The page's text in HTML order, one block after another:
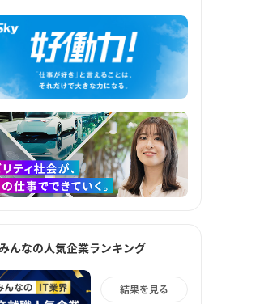
んなの人気企業ランキング
結果を見る